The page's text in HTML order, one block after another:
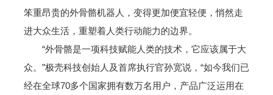
笨重昂贵的外骨骼机器人，变得更加便宜轻便，悄然走
进大众生活，重塑着人类行动能力的边界。
“外骨骼是一项科技赋能人类的技术，它应该属于大
众。”极壳科技创始人及首席执行官孙宽说，“如今我们已
经在全球70多个国家拥有数万名用户，产品广泛运用在